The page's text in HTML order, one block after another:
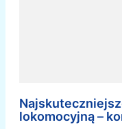
lokomocyjną –